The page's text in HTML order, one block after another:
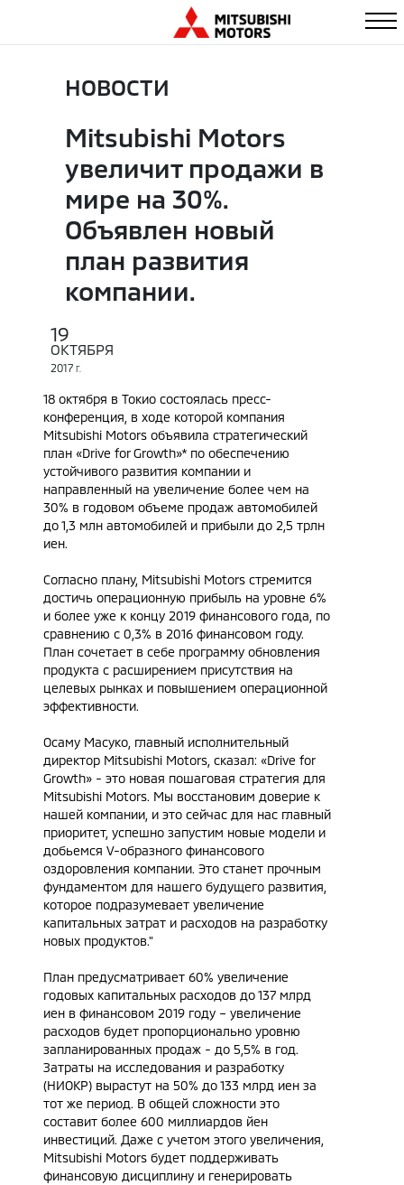
НОВОСТИ
Mitsubishi Motors
увеличит продажи в
мире на 30%.
Объявлен новый
план развития
компании.
19
ОКТЯБРЯ
2017 Г.
18 октября в Токио состоялась пресс-
конференция, в ходе которой компания
Mitsubishi Motors объявила стратегический
план «Drive for Growth»* по обеспечению
устойчивого развития компании и
направленный на увеличение более чем на
30% в годовом объеме продаж автомобилей
до 1,3 млн автомобилей и прибыли до 2,5 трлн
иен.
Согласно плану, Mitsubishi Motors стремится
достичь операционную прибыль на уровне 6%
и более уже к концу 2019 финансового года, по
сравнению с 0,3% в 2016 финансовом году.
План сочетает в себе программу обновления
продукта с расширением присутствия на
целевых рынках и повышением операционной
эффективности.
Осаму Масуко, главный исполнительный
директор Mitsubishi Motors, сказал: «Drive for
Growth» - это новая пошаговая стратегия для
Mitsubishi Motors. Мы восстановим доверие к
нашей компании, и это сейчас для нас главный
приоритет, успешно запустим новые модели и
добьемся V-образного финансового
оздоровления компании. Это станет прочным
фундаментом для нашего будущего развития,
которое подразумевает увеличение
капитальных затрат и расходов на разработку
новых продуктов."
План предусматривает 60% увеличение
годовых капитальных расходов до 137 млрд
иен в финансовом 2019 году – увеличение
расходов будет пропорционально уровню
запланированных продаж - до 5,5% в год.
Затраты на исследования и разработку
(НИОКР) вырастут на 50% до 133 млрд иен за
тот же период. В общей сложности это
составит более 600 миллиардов йен
инвестиций. Даже с учетом этого увеличения,
Mitsubishi Motors будет поддерживать
финансовую дисциплину и генерировать